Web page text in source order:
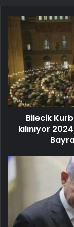
Bilecik
kılınıyor